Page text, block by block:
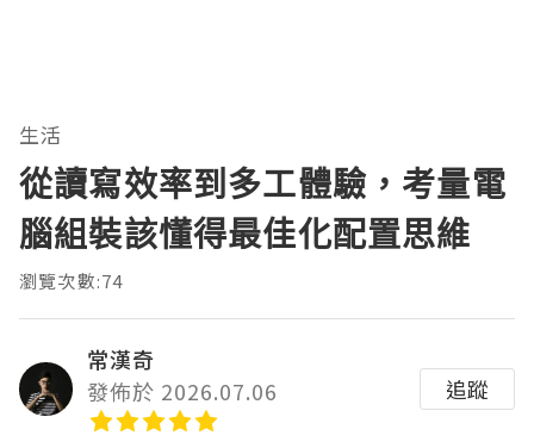
生活
從讀寫效率到多工體驗，考量電
腦組裝該懂得最佳化配置思維
瀏覽次數:74
常漢奇
發佈於 2026.07.06
追蹤